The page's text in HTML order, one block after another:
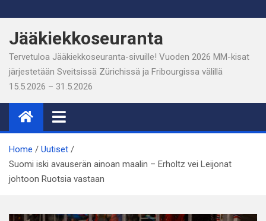
to
content
Jääkiekkoseuranta
Tervetuloa Jääkiekkoseuranta-sivuille! Vuoden 2026 MM-kisat
järjestetään Sveitsissä Zürichissä ja Fribourgissa välillä
15.5.2026 – 31.5.2026
Home
Uutiset
Suomi iski avauserän ainoan maalin – Erholtz vei Leijonat
johtoon Ruotsia vastaan